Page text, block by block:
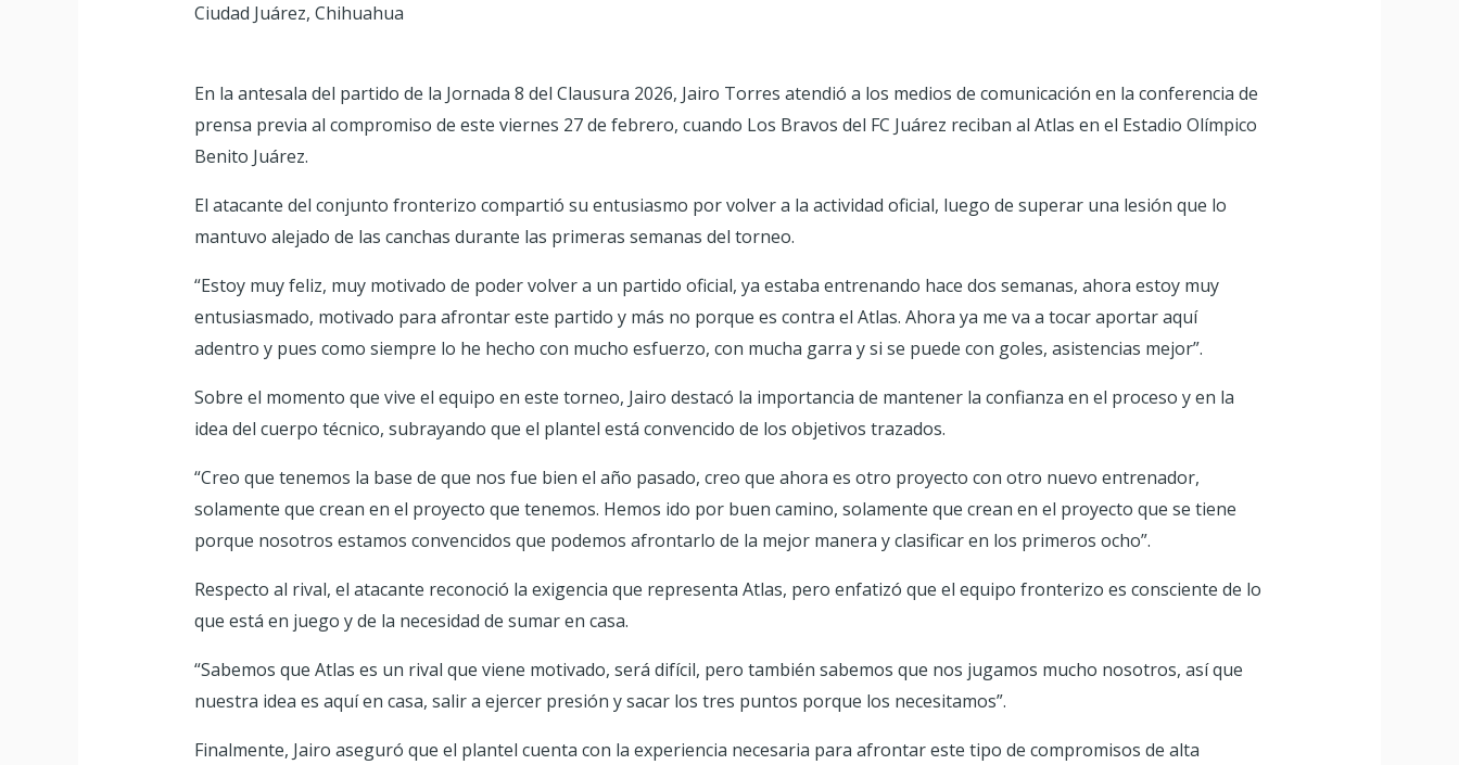
Ciudad Juárez, Chihuahua
En la antesala del partido de la Jornada 8 del Clausura 2026, Jairo Torres atendió a los medios de comunicación en la conferencia de
prensa previa al compromiso de este viernes 27 de febrero, cuando Los Bravos del FC Juárez reciban al Atlas en el Estadio Olímpico
Benito Juárez.
El atacante del conjunto fronterizo compartió su entusiasmo por volver a la actividad oficial, luego de superar una lesión que lo
mantuvo alejado de las canchas durante las primeras semanas del torneo.
“Estoy muy feliz, muy motivado de poder volver a un partido oficial, ya estaba entrenando hace dos semanas, ahora estoy muy
entusiasmado, motivado para afrontar este partido y más no porque es contra el Atlas. Ahora ya me va a tocar aportar aquí
adentro y pues como siempre lo he hecho con mucho esfuerzo, con mucha garra y si se puede con goles, asistencias mejor”.
Sobre el momento que vive el equipo en este torneo, Jairo destacó la importancia de mantener la confianza en el proceso y en la
idea del cuerpo técnico, subrayando que el plantel está convencido de los objetivos trazados.
“Creo que tenemos la base de que nos fue bien el año pasado, creo que ahora es otro proyecto con otro nuevo entrenador,
solamente que crean en el proyecto que tenemos. Hemos ido por buen camino, solamente que crean en el proyecto que se tiene
porque nosotros estamos convencidos que podemos afrontarlo de la mejor manera y clasificar en los primeros ocho”.
Respecto al rival, el atacante reconoció la exigencia que representa Atlas, pero enfatizó que el equipo fronterizo es consciente de lo
que está en juego y de la necesidad de sumar en casa.
“Sabemos que Atlas es un rival que viene motivado, será difícil, pero también sabemos que nos jugamos mucho nosotros, así que
nuestra idea es aquí en casa, salir a ejercer presión y sacar los tres puntos porque los necesitamos”.
Finalmente, Jairo aseguró que el plantel cuenta con la experiencia necesaria para afrontar este tipo de compromisos de alta